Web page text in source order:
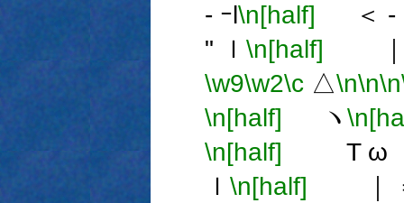
- ｰl\n[half] ＜ -
" ｌ \n[half]
\w9\w2\c△\n\n\n
\n[half] ヽ
\n[half] T ω
ｌ \n[half] ｜